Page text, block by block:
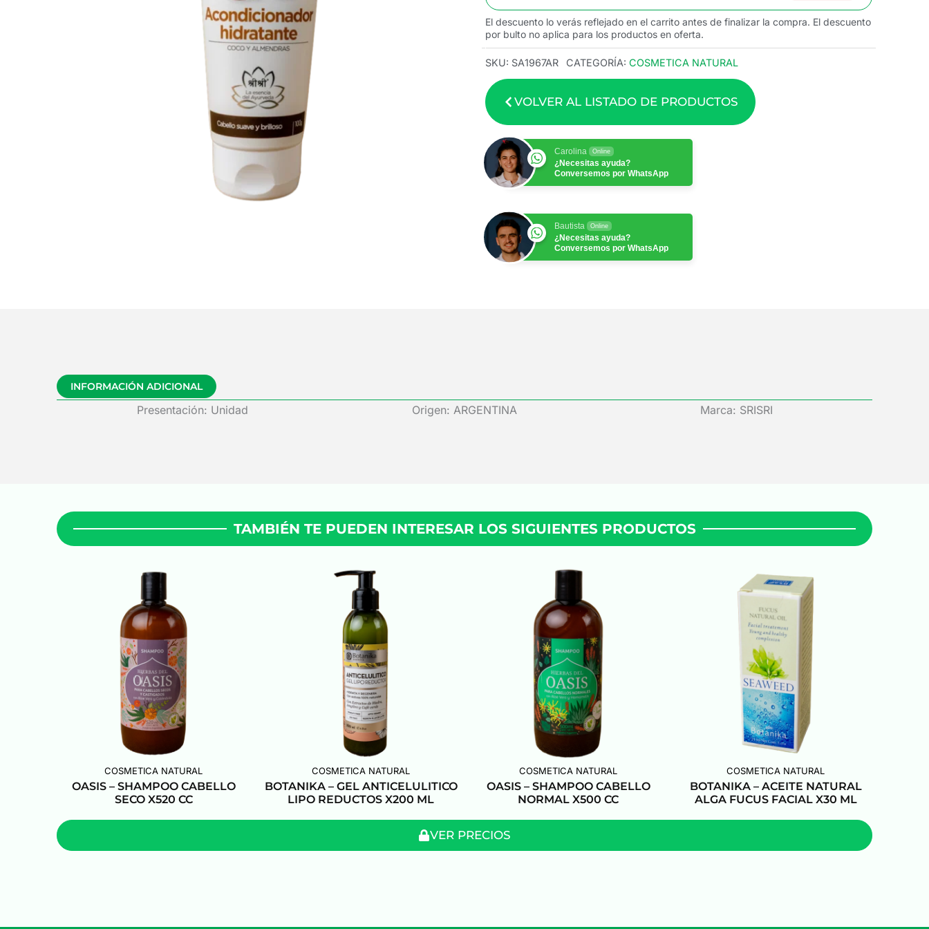
El descuento lo verás reflejado en el carrito antes de finalizar la compra. El descuento
por bulto no aplica para los productos en oferta.
SKU: SA1967AR CATEGORÍA: COSMETICA NATURAL
VOLVER AL LISTADO DE PRODUCTOS
Carolina Online
¿Necesitas ayuda?
Conversemos por WhatsApp
Bautista Online
¿Necesitas ayuda?
Conversemos por WhatsApp
INFORMACIÓN ADICIONAL
Presentación: Unidad Origen: ARGENTINA Marca: SRISRI
TAMBIÉN TE PUEDEN INTERESAR LOS SIGUIENTES PRODUCTOS
COSMETICA NATURAL
OASIS – SHAMPOO CABELLO
SECO X520 CC
COSMETICA NATURAL
BOTANIKA – GEL ANTICELULITICO
LIPO REDUCTOS X200 ML
COSMETICA NATURAL
OASIS – SHAMPOO CABELLO
NORMAL X500 CC
COSMETICA NATURAL
BOTANIKA – ACEITE NATURAL
ALGA FUCUS FACIAL X30 ML
VER PRECIOS